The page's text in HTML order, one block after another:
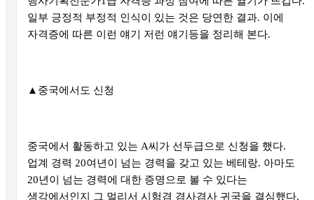
일부 긍정적 부정적 인식이 있는 것은 당연한 결과. 이에
자격증에 따른 이런 얘기 저런 얘기등을 정리해 본다.
▲ 중국에서도 신청
중국에서 활동하고 있는 A씨가 선두급으로 신청을 했다.
업계 경력 20여년이 넘는 경력을 갖고 있는 베테랑. 아마도
20년이 넘는 경력에 대한 증명으로 볼 수 있다는
생각에서인지 그 멀리서 시험겸 겸사겸사 귀국을 결심했다.